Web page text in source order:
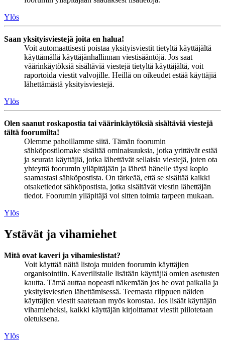
Ylös
Saan yksityisviestejä joita en halua!
Voit automaattisesti poistaa yksityisviestit tietyltä käyttäjältä
käyttämällä käyttäjänhallinnan viestisääntöjä. Jos saat
väärinkäytöksiä sisältäviä viestejä tietyltä käyttäjältä, voit
raportoida viestit valvojille. Heillä on oikeudet estää käyttäjiä
lähettämästä yksityisviestejä.
Ylös
Olen saanut roskapostia tai väärinkäytöksiä sisältäviä viestejä
tältä foorumilta!
Olemme pahoillamme siitä. Tämän foorumin
sähköpostilomake sisältää ominaisuuksia, jotka yrittävät estää
ja seurata käyttäjiä, jotka lähettävät sellaisia viestejä, joten ota
yhteyttä foorumin ylläpitäjään ja lähetä hänelle täysi kopio
saamastasi sähköpostista. On tärkeää, että se sisältää kaikki
otsaketiedot sähköpostista, jotka sisältävät viestin lähettäjän
tiedot. Foorumin ylläpitäjä voi sitten toimia tarpeen mukaan.
Ylös
Ystävät ja vihamiehet
Mitä ovat kaveri ja vihamieslistat?
Voit käyttää näitä listoja muiden foorumin käyttäjien
organisointiin. Kaverilistalle lisätään käyttäjiä omien asetusten
kautta. Tämä auttaa nopeasti näkemään jos he ovat paikalla ja
yksityisviestien lähettämisessä. Teemasta riippuen näiden
käyttäjien viestit saatetaan myös korostaa. Jos lisäät käyttäjän
vihamieheksi, kaikki käyttäjän kirjoittamat viestit piilotetaan
oletuksena.
Ylös